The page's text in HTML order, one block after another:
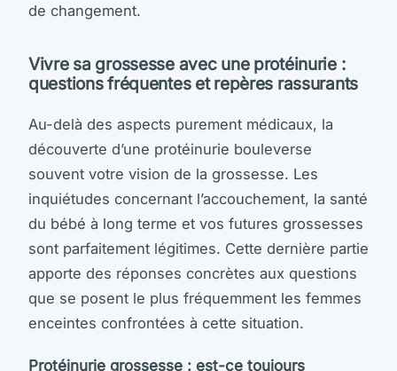
de changement.
Vivre sa grossesse avec une protéinurie :
questions fréquentes et repères rassurants
Au-delà des aspects purement médicaux, la
découverte d’une protéinurie bouleverse
souvent votre vision de la grossesse. Les
inquiétudes concernant l’accouchement, la santé
du bébé à long terme et vos futures grossesses
sont parfaitement légitimes. Cette dernière partie
apporte des réponses concrètes aux questions
que se posent le plus fréquemment les femmes
enceintes confrontées à cette situation.
Protéinurie grossesse : est-ce toujours